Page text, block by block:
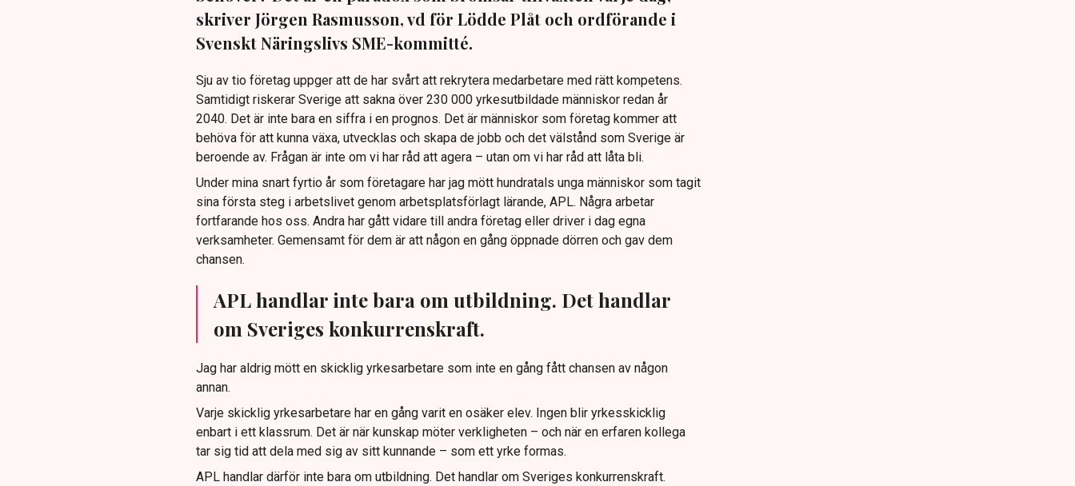
skriver Jörgen Rasmusson, vd för Lödde Plåt och ordförande i
Svenskt Näringslivs SME-kommitté.
Sju av tio företag uppger att de har svårt att rekrytera medarbetare med rätt kompetens.
Samtidigt riskerar Sverige att sakna över 230 000 yrkesutbildade människor redan år
2040. Det är inte bara en siffra i en prognos. Det är människor som företag kommer att
behöva för att kunna växa, utvecklas och skapa de jobb och det välstånd som Sverige är
beroende av. Frågan är inte om vi har råd att agera – utan om vi har råd att låta bli.
Under mina snart fyrtio år som företagare har jag mött hundratals unga människor som tagit
sina första steg i arbetslivet genom arbetsplatsförlagt lärande, APL. Några arbetar
fortfarande hos oss. Andra har gått vidare till andra företag eller driver i dag egna
verksamheter. Gemensamt för dem är att någon en gång öppnade dörren och gav dem
chansen.
APL handlar inte bara om utbildning. Det handlar
om Sveriges konkurrenskraft.
Jag har aldrig mött en skicklig yrkesarbetare som inte en gång fått chansen av någon
annan.
Varje skicklig yrkesarbetare har en gång varit en osäker elev. Ingen blir yrkesskicklig
enbart i ett klassrum. Det är när kunskap möter verkligheten – och när en erfaren kollega
tar sig tid att dela med sig av sitt kunnande – som ett yrke formas.
APL handlar därför inte bara om utbildning. Det handlar om Sveriges konkurrenskraft.